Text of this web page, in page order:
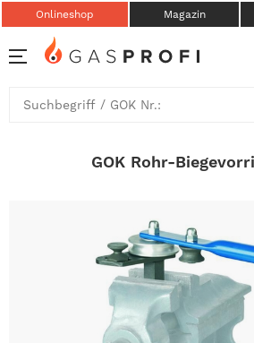
Onlineshop Magazin
GOK Rohr-